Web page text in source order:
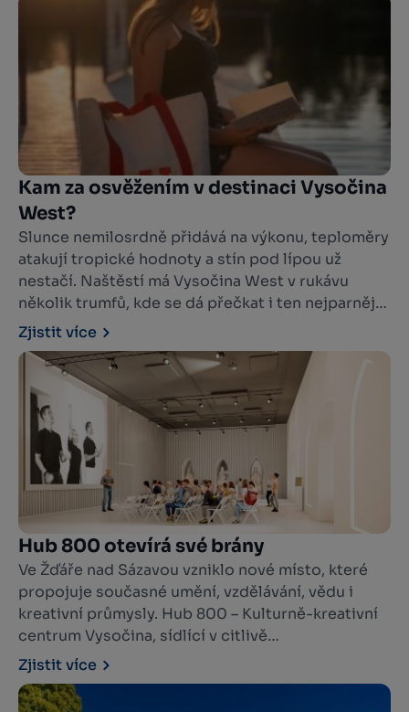
festivalových scénách vystoupí více než stovka
kapel, muzikantů a divadelníků.
Kam za osvěžením v destinaci Vysočina
West?
Slunce nemilosrdně přidává na výkonu, teploměry
atakují tropické hodnoty a stín pod lípou už
nestačí. Naštěstí má Vysočina West v rukávu
několik trumfů, kde se dá přečkat i ten nejparnější
den. Od romantických rybníků ukrytých v lesích
přes vodní nádrže s plážemi až po koupaliště s
občerstvením a zázemím pro celodenní výlet.
Zjistit více
Hub 800 otevírá své brány
Ve Žďáře nad Sázavou vzniklo nové místo, které
propojuje současné umění, vzdělávání, vědu i
kreativní průmysly. Hub 800 – Kulturně-kreativní
centrum Vysočina, sídlící v citlivě
zrekonstruovaných prostorách bývalého
konventu v areálu Zámek Žďár nad Sázavou, se
veřejnosti slavnostně představí 17. července
Zjistit více